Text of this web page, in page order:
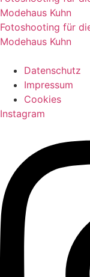
Modehaus Kuhn
Fotoshooting für
Modehaus Kuhn
Datenschutz
Impressum
Cookies
Instagram